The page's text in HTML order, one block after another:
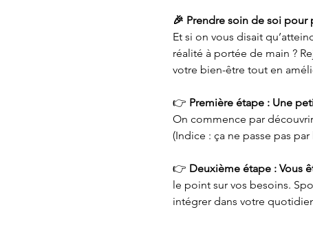
🎉 Prendre soin de soi
Et si on vous disait
réalité à portée de main ?
votre bien-être tout en
👉 Première étape : Une
On commence par
(Indice : ça ne passe pas par
👉 Deuxième étape : Vous
le point sur vos besoins.
intégrer dans votre